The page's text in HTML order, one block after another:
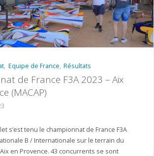
, Equipe de France, Résultats
de France F3A 2023 – Aix
(MACAP)
s’est tenu le championnat de France F3A
B / Internationale sur le terrain du
Aix en Provence. 43 concurrents se sont